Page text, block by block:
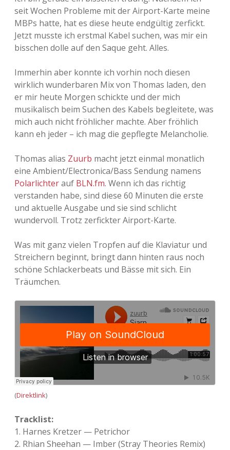
seit Wochen Probleme mit der Airport-Karte meine
MBPs hatte, hat es diese heute endgültig zerfickt.
Jetzt musste ich erstmal Kabel suchen, was mir ein
bisschen dolle auf den Saque geht. Alles.
Immerhin aber konnte ich vorhin noch diesen
wirklich wunderbaren Mix von Thomas laden, den
er mir heute Morgen schickte und der mich
musikalisch beim Suchen des Kabels begleitete, was
mich auch nicht fröhlicher machte. Aber fröhlich
kann eh jeder – ich mag die gepflegte Melancholie.
Thomas alias Zuurb macht jetzt einmal monatlich
eine Ambient/Electronica/Bass Sendung namens
Polarlichterauf BLN.fm. Wenn ich das richtig
verstanden habe, sind diese 60 Minuten die erste
und aktuelle Ausgabe und sie sind schlicht
wundervoll. Trotz zerfickter Airport-Karte.
Was mit ganz vielen Tropfen auf die Klaviatur und
Streichern beginnt, bringt dann hinten raus noch
schöne Schlackerbeats und Bässe mit sich. Ein
Träumchen.
(Direktlink)
Tracklist:
1. Har­nes Kret­zer — Petri­chor
2. Rhian Shee­han — Imber (Stray Theo­ries Remix)